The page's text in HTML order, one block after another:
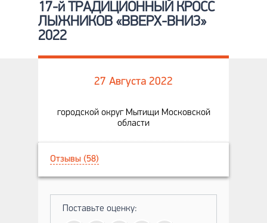
17-й ТРАДИЦИОННЫЙ КРОСС
ЛЫЖНИКОВ «ВВЕРХ-ВНИЗ»
2022
27 Августа 2022
городской округ Мытищи Московской
области
Отзывы (58)
Поставьте оценку: